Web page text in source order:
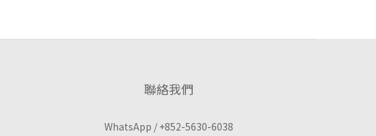
聯絡我們
WhatsApp / +852-5630-6038